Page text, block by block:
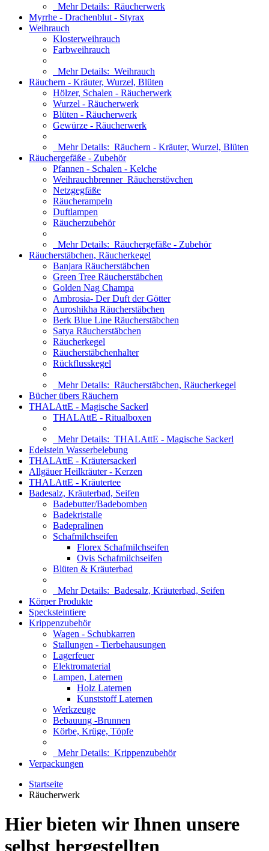
Mehr Details: Räucherwerk
Myrrhe - Drachenblut - Styrax
Weihrauch
Klosterweihrauch
Farbweihrauch
Mehr Details: Weihrauch
Räuchern - Kräuter, Wurzel, Blüten
Hölzer, Schalen - Räucherwerk
Wurzel - Räucherwerk
Blüten - Räucherwerk
Gewürze - Räucherwerk
Mehr Details: Räuchern - Kräuter, Wurzel, Blüten
Räuchergefäße - Zubehör
Pfannen - Schalen - Kelche
Weihrauchbrenner_Räucherstövchen
Netzgegfäße
Räucherampeln
Duftlampen
Räucherzubehör
Mehr Details: Räuchergefäße - Zubehör
Räucherstäbchen, Räucherkegel
Banjara Räucherstäbchen
Green Tree Räucherstäbchen
Golden Nag Champa
Ambrosia- Der Duft der Götter
Auroshikha Räucherstäbchen
Berk Blue Line Räucherstäbchen
Satya Räucherstäbchen
Räucherkegel
Räucherstäbchenhalter
Rückflusskegel
Mehr Details: Räucherstäbchen, Räucherkegel
Bücher übers Räuchern
THALAttE - Magische Sackerl
THALAttE - Ritualboxen
Mehr Details: THALAttE - Magische Sackerl
Edelstein Wasserbelebung
THALAttE - Kräutersackerl
Allgäuer Heilkräuter - Kerzen
THALAttE - Kräutertee
Badesalz, Kräuterbad, Seifen
Badebutter/Badebomben
Badekristalle
Badepralinen
Schafmilchseifen
Florex Schafmilchseifen
Ovis Schafmilchseifen
Blüten & Kräuterbad
Mehr Details: Badesalz, Kräuterbad, Seifen
Körper Produkte
Specksteintiere
Krippenzubehör
Wagen - Schubkarren
Stallungen - Tierbehausungen
Lagerfeuer
Elektromaterial
Lampen, Laternen
Holz Laternen
Kunststoff Laternen
Werkzeuge
Bebauung -Brunnen
Körbe, Krüge, Töpfe
Mehr Details: Krippenzubehör
Verpackungen
Startseite
Räucherwerk
Hier bieten wir Ihnen unsere
selbst hergestellten